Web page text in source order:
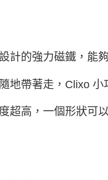
計的強力磁鐵，能
地帶著走，Clixo 小
超高，一個形狀可